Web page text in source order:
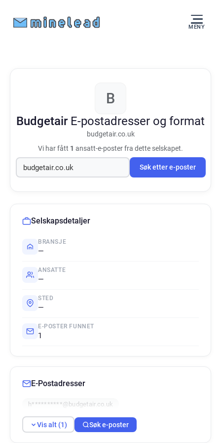
MENY
B
Budgetair E-postadresser og format
budgetair.co.uk
Vi har fått 1 ansatt-e-poster fra dette selskapet.
Søk etter e-poster
Selskapsdetaljer
BRANSJE
—
ANSATTE
—
STED
—
E-POSTER FUNNET
1
E-Postadresser
h**********@budgetair.co.uk
Vis alt (1) Søk e-poster